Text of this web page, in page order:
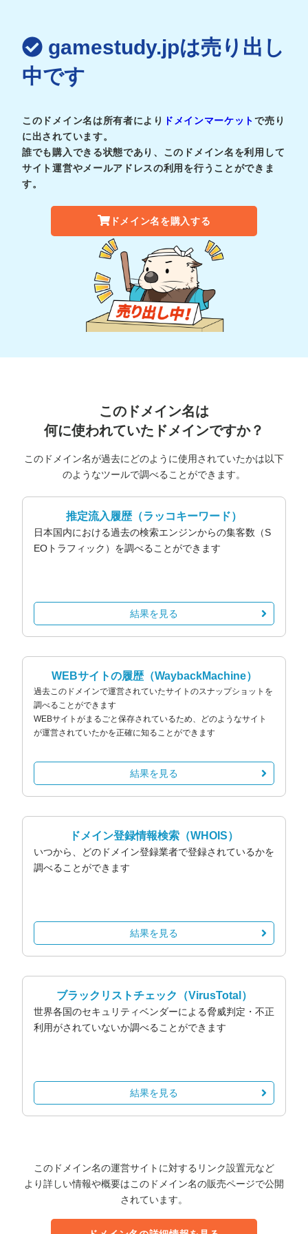
gamestudy.jpは売り出し
中です
このドメイン名は所有者により ドメインマーケットで売り
に出されています。
誰でも購入できる状態であり、このドメイン名を利用して
サイト運営やメールアドレスの利用を行うことができま
す。
ドメイン名を購入する
このドメイン名は
何に使われていたドメインですか？
このドメイン名が過去にどのように使用されていたかは以下
のようなツールで調べることができます。
推定流入履歴（ラッコキーワード）
日本国内における過去の検索エンジンからの集客数（S
EOトラフィック）を調べることができます
結果を見る
WEBサイトの履歴（WaybackMachine）
過去このドメインで運営されていたサイトのスナップショットを
調べることができます
WEBサイトがまるごと保存されているため、どのようなサイト
が運営されていたかを正確に知ることができます
結果を見る
ドメイン登録情報検索 （WHOIS）
いつから、どのドメイン登録業者で登録されているかを
調べることができます
結果を見る
ブラックリストチェック （VirusTotal）
世界各国のセキュリティベンダーによる脅威判定・不正
利用がされていないか調べることができます
結果を見る
このドメイン名の運営サイトに対するリンク設置元など
より詳しい情報や概要はこのドメイン名の販売ページで公開
されています。